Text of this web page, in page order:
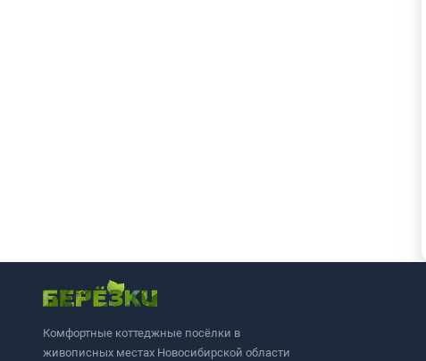
Комфортные коттеджные посёлки в
живописных местах Новосибирской области